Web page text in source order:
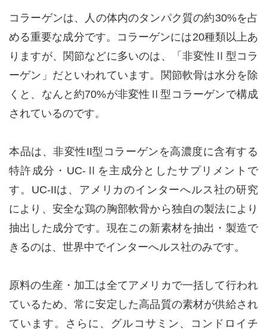
コラーゲンは、人の体内のタンパク質の約30%を占
める重要な成分です。コラーゲンには20種類以上あ
りますが、関節などに多いのは、「非変性Ⅱ型コラ
ーゲン」だといわれています。関節軟骨は水分を除
くと、なんと約70%が非変性Ⅱ型コラーゲンで構成
されているのです。
本品は、非変性II型コラーゲンを高濃度に含有する
特許成分・UC-Ⅱを主成分としたサプリメントで
す。UC-IIは、アメリカのインターへルス社の研究
により、安全な鶏の胸部軟骨から独自の製法により
抽出した成分です。現在この新素材を抽出・製造で
きるのは、世界中でインターへルス社のみです。
原料の生産・加工は全てアメリカで一括して行われ
ているため、常に安定した高品質の素材が供給され
ています。さらに、グルコサミン、コンドロイチ